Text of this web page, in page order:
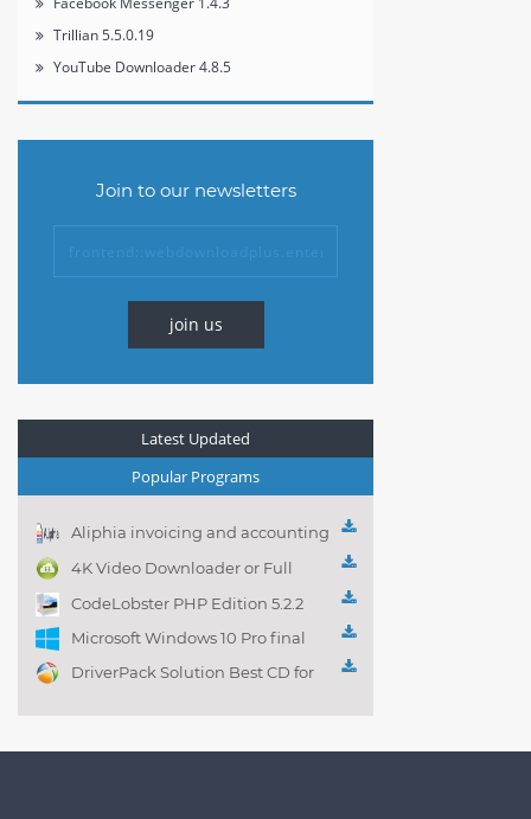
Trillian 5.5.0.19
YouTube Downloader 4.8.5
Join to our newsletters
join us
Latest Updated
Popular Programs
Aliphia invoicing and accounting
management 1.0.1
4K Video Downloader or Full
Playlist! 3.4.5.1525
CodeLobster PHP Edition 5.2.2
Microsoft Windows 10 Pro final
DriverPack Solution Best CD for